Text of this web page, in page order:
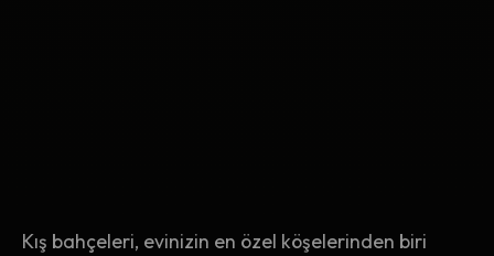
Kış bahçeleri, evinizin en özel köşelerinden biri